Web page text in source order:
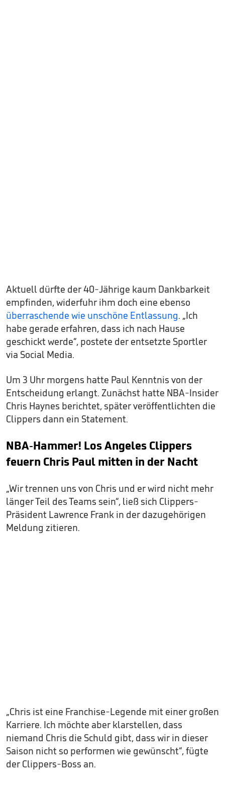
Aktuell dürfte der 40-Jährige kaum Dankbarkeit
empfinden, widerfuhr ihm doch eine ebenso
überraschende wie unschöne Entlassung. „Ich
habe gerade erfahren, dass ich nach Hause
geschickt werde“, postete der entsetzte Sportler
via Social Media.
Um 3 Uhr morgens hatte Paul Kenntnis von der
Entscheidung erlangt. Zunächst hatte NBA-Insider
Chris Haynes berichtet, später veröffentlichten die
Clippers dann ein Statement.
NBA-Hammer! Los Angeles Clippers
feuern Chris Paul mitten in der Nacht
„Wir trennen uns von Chris und er wird nicht mehr
länger Teil des Teams sein“, ließ sich Clippers-
Präsident Lawrence Frank in der dazugehörigen
Meldung zitieren.
„Chris ist eine Franchise-Legende mit einer großen
Karriere. Ich möchte aber klarstellen, dass
niemand Chris die Schuld gibt, dass wir in dieser
Saison nicht so performen wie gewünscht“, fügte
der Clippers-Boss an.